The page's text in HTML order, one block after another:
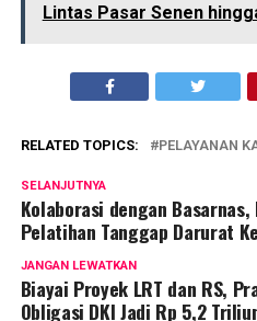
Lintas Pasar Senen
RELATED TOPICS: PELAYANAN
SELANJUTNYA
Kolaborasi dengan Basarnas,
Pelatihan Tanggap Darurat
JANGAN LEWATKAN
Biayai Proyek LRT dan RS,
Obligasi DKI Jadi Rp 5,2